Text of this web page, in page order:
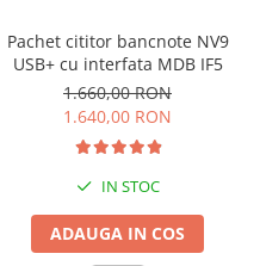
Pachet cititor bancnote NV9
USB+ cu interfata MDB IF5
1.660,00 RON
1.640,00 RON
IN STOC
ADAUGA IN COS